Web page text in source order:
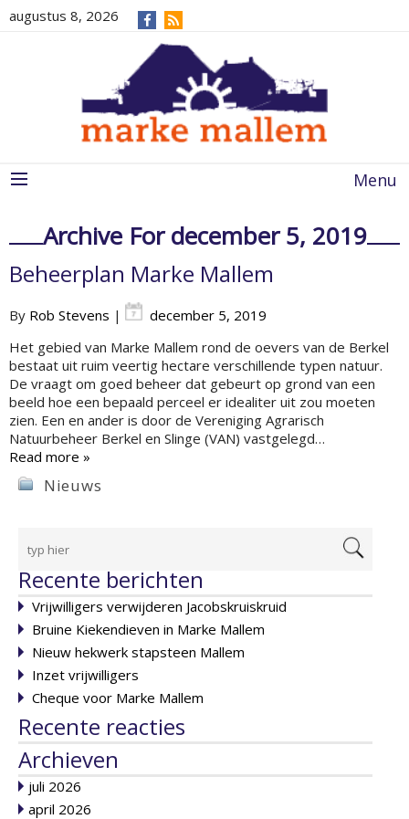
augustus 8, 2026
Menu
Archive For december 5, 2019
Beheerplan Marke Mallem
By Rob Stevens |
december 5, 2019
Het gebied van Marke Mallem rond de oevers van de Berkel
bestaat uit ruim veertig hectare verschillende typen natuur.
De vraagt om goed beheer dat gebeurt op grond van een
beeld hoe een bepaald perceel er idealiter uit zou moeten
zien. Een en ander is door de Vereniging Agrarisch
Natuurbeheer Berkel en Slinge (VAN) vastgelegd…
Read more »
Nieuws
Recente berichten
Vrijwilligers verwijderen Jacobskruiskruid
Bruine Kiekendieven in Marke Mallem
Nieuw hekwerk stapsteen Mallem
Inzet vrijwilligers
Cheque voor Marke Mallem
Recente reacties
Archieven
juli 2026
april 2026